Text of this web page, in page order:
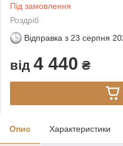
Під замовлення
Роздріб
Відправка з 23 серпня
від 4 440 ₴
Опис Характеристики